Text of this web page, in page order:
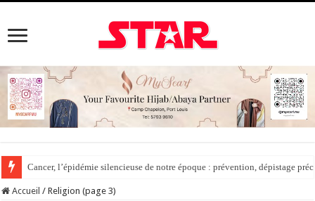
Cancer, l’épidémie silencieuse de notre époque : prévention, dépistage
Accueil / Religion (page 3)